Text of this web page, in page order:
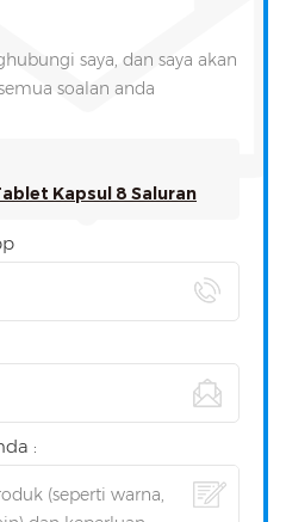
saya, dan saya akan
soalan anda
Kapsul 8 Saluran
: